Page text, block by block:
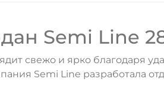
Semi Line
свежо и ярко благодаря
Semi Line разработала